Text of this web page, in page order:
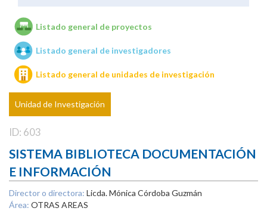
Unidades de investigación
Listado general de proyectos
Listado general de investigadores
Listado general de unidades de investigación
Unidad de Investigación
ID: 603
SISTEMA BIBLIOTECA DOCUMENTACIÓN
E INFORMACIÓN
Director o directora: Licda. Mónica Córdoba Guzmán
Área: OTRAS AREAS